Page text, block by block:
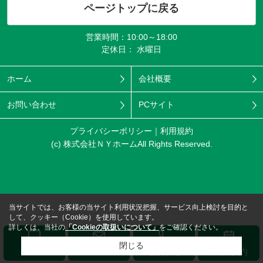
ページトップに戻る
営業時間：10:00～18:00
定休日： 水曜日
ホーム 会社概要
お問い合わせ PCサイト
プライバシーポリシー
利用規約
(c) 株式会社ＮＹホームAll Rights Reserved.
来店予約
当サイトでは、お客様の当サイト利用状況把握、サービス向上検討を目的と
して、クッキー（Cookie）を使用しています。
詳しくは、当社の 「Cookieの取扱いについて」をご確認ください。
閉じる